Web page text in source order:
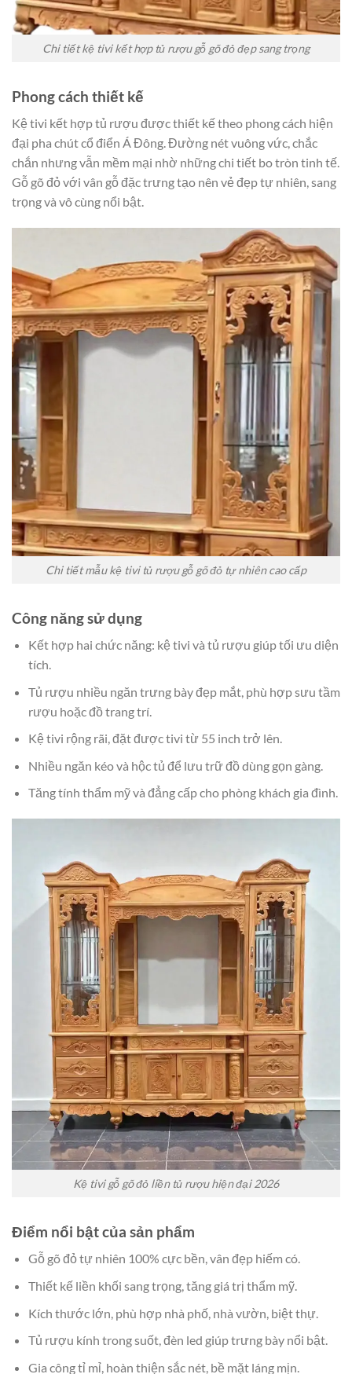
Chi tiết kệ tivi kết hợp tủ rượu gỗ gõ đỏ đẹp sang trọng
Phong cách thiết kế
Kệ tivi kết hợp tủ rượu được thiết kế theo phong cách hiện
đại pha chút cổ điển Á Đông. Đường nét vuông vức, chắc
chắn nhưng vẫn mềm mại nhờ những chi tiết bo tròn tinh tế.
Gỗ gõ đỏ với vân gỗ đặc trưng tạo nên vẻ đẹp tự nhiên, sang
trọng và vô cùng nổi bật.
Chi tiết mẫu kệ tivi tủ rượu gỗ gõ đỏ tự nhiên cao cấp
Công năng sử dụng
Kết hợp hai chức năng: kệ tivi và tủ rượu giúp tối ưu diện
tích.
Tủ rượu nhiều ngăn trưng bày đẹp mắt, phù hợp sưu tầm
rượu hoặc đồ trang trí.
Kệ tivi rộng rãi, đặt được tivi từ 55 inch trở lên.
Nhiều ngăn kéo và hộc tủ để lưu trữ đồ dùng gọn gàng.
Tăng tính thẩm mỹ và đẳng cấp cho phòng khách gia đình.
Kệ tivi gỗ gõ đỏ liền tủ rượu hiện đại 2026
Điểm nổi bật của sản phẩm
Gỗ gõ đỏ tự nhiên 100% cực bền, vân đẹp hiếm có.
Thiết kế liền khối sang trọng, tăng giá trị thẩm mỹ.
Kích thước lớn, phù hợp nhà phố, nhà vườn, biệt thự.
Tủ rượu kính trong suốt, đèn led giúp trưng bày nổi bật.
Gia công tỉ mỉ, hoàn thiện sắc nét, bề mặt láng mịn.